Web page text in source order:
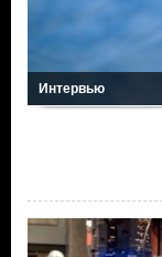
Интервью